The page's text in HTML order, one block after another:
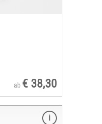
ab € 38,30